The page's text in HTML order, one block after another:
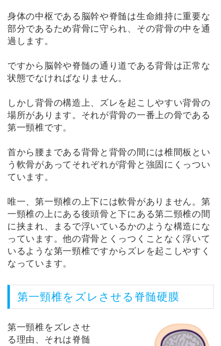
身体の中枢である脳幹や脊髄は生命維持に重要な
部分であるため背骨に守られ、その背骨の中を通
過します。
ですから脳幹や脊髄の通り道である背骨は正常な
状態でなければなりません。
しかし背骨の構造上、ズレを起こしやすい背骨の
場所があります。それが背骨の一番上の骨である
第一頸椎です。
首から腰まである背骨と背骨の間には椎間板とい
う軟骨があってそれぞれが背骨と強固にくっつい
ています。
唯一、第一頸椎の上下には軟骨がありません。第
一頸椎の上にある後頭骨と下にある第二頸椎の間
に挟まれ、まるで浮いているかのような構造にな
っています。他の背骨とくっつくことなく浮いて
いるような第一頸椎ですからズレを起こしやすく
なっています。
第一頸椎をズレさせる脊髄硬膜
第一頸椎をズレさせ
る理由、それは脊髄